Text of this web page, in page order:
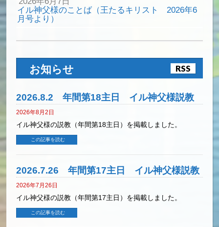
イル神父様のことば（王たるキリスト 2026年6
月号より）
お知らせ RSS
2026.8.2 年間第18主日 イル神父様説教
2026年8月2日
イル神父様の説教（年間第18主日）を掲載しました。
この記事を読む
2026.7.26 年間第17主日 イル神父様説教
2026年7月26日
イル神父様の説教（年間第17主日）を掲載しました。
この記事を読む